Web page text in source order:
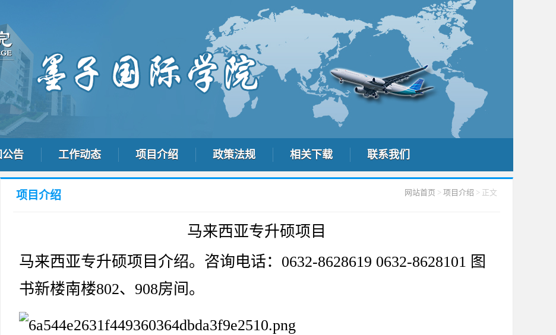
公告 工作动态 项目介绍 政策法规 相关下载 联系我们
网站首页 > 项目介绍 > 正文
项目介绍
马来西亚专升硕项目
马来西亚专升硕项目介绍。咨询电话：0632-8628619 0632-8628101 图
书新楼南楼802、908房间。